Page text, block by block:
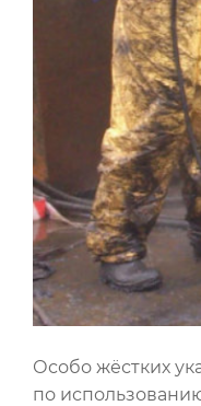
Особо жёстких
по